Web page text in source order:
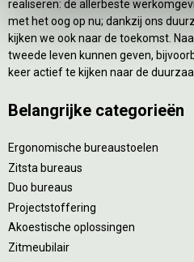
realiseren: de allerbeste
met het oog op nu; dankzij ons
kijken we ook naar de toekomst.
tweede leven kunnen geven,
keer actief te kijken naar de
Belangrijke categorieën
Ergonomische bureaustoelen
Zitsta bureaus
Duo bureaus
Projectstoffering
Akoestische oplossingen
Zitmeubilair